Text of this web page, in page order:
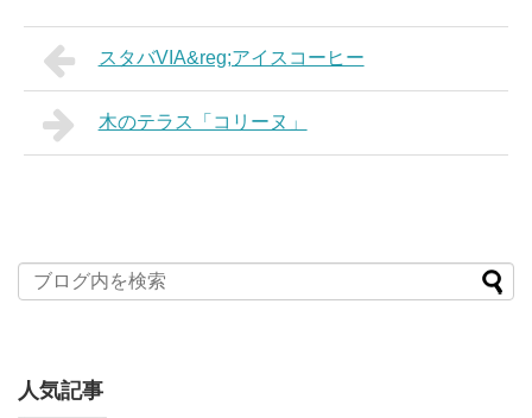
スタバVIA&reg;アイスコーヒー
木のテラス「コリーヌ」
人気記事